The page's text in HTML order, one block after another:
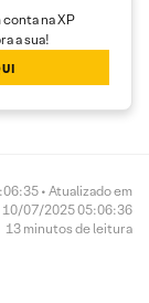
na XP
a sua!
• Atualizado em
10/07/2025 05:06:36
13 minutos de leitura